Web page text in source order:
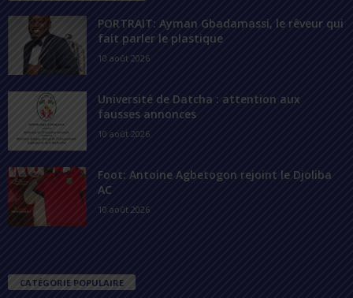
PORTRAIT: Ayman Gbadamassi, le rêveur qui
fait parler le plastique
10 août 2026
Université de Datcha : attention aux
fausses annonces
10 août 2026
Foot: Antoine Agbetogon rejoint le Djoliba
AC
10 août 2026
CATÉGORIE POPULAIRE